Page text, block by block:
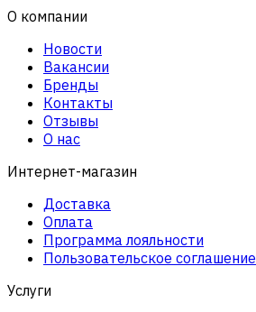
О компании
Новости
Вакансии
Бренды
Контакты
Отзывы
О нас
Интернет-магазин
Доставка
Оплата
Программа лояльности
Пользовательское соглашение
Услуги